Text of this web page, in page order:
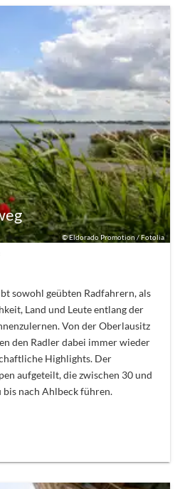
©Eldorado Promotion / Fotolia
sowohl geübten Radfahrern, als
Land und Leute entlang der
Von der Oberlausitz
den Radler dabei immer wieder
Highlights. Der
aufgeteilt, die zwischen 30 und
nach Ahlbeck führen.